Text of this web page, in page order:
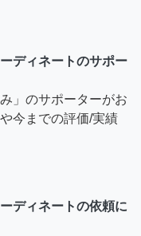
ディネートのサポー
」のサポーターがお
今までの評価/実績
ディネートの依頼に